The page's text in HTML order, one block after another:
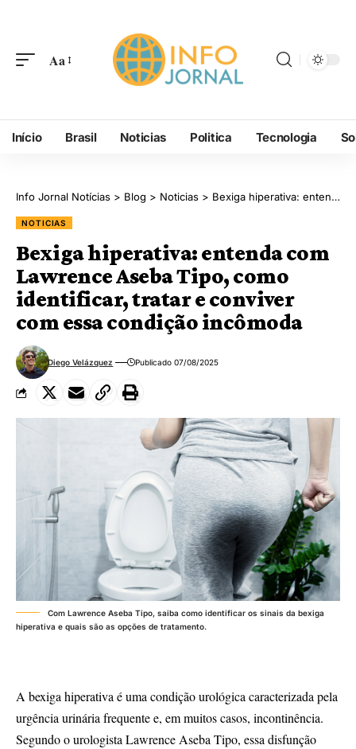
Aa
Início Brasil Noticias Politica Tecnologia
Info Jornal Notícias > Blog > Noticias > Bexiga hiperativa: entenda com Lawrence Aseba Tipo, como identificar, tratar e conviver com essa condição incômoda
NOTICIAS
Bexiga hiperativa: entenda com
Lawrence Aseba Tipo, como
identificar, tratar e conviver
com essa condição incômoda
Diego Velázquez Publicado 07/08/2025
Com Lawrence Aseba Tipo, saiba como identificar os sinais da bexiga
hiperativa e quais são as opções de tratamento.
A bexiga hiperativa é uma condição urológica caracterizada pela
urgência urinária frequente e, em muitos casos, incontinência.
Segundo o urologista Lawrence Aseba Tipo, essa disfunção